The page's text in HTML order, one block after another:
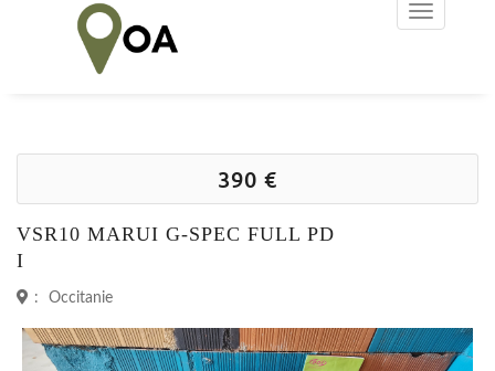
390 €
VSR10 MARUI G-SPEC FULL PD
I
: Occitanie